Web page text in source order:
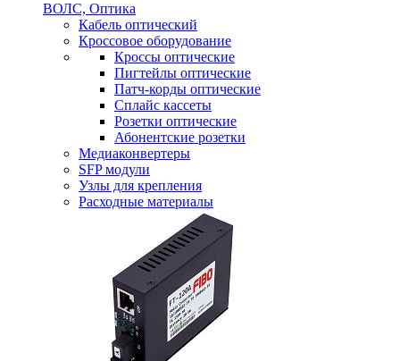
ВОЛС, Оптика
Кабель оптический
Кроссовое оборудование
Кроссы оптические
Пигтейлы оптические
Патч-корды оптические
Сплайс кассеты
Розетки оптические
Абонентские розетки
Медиаконвертеры
SFP модули
Узлы для крепления
Расходные материалы